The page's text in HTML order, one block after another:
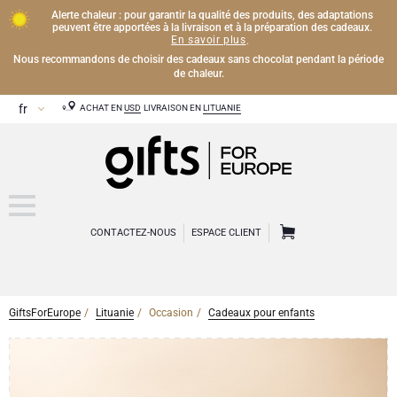
Alerte chaleur : pour garantir la qualité des produits, des adaptations
peuvent être apportées à la livraison et à la préparation des cadeaux.
En savoir plus.
Nous recommandons de choisir des cadeaux sans chocolat pendant la période
de chaleur.
ACHAT EN USD LIVRAISON EN LITUANIE
CONTACTEZ-NOUS ESPACE CLIENT
CHAMPAGNE
GiftsForEurope Lituanie Occasion Cadeaux pour enfants